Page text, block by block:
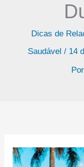
Dicas de
Saudável / 14
Por